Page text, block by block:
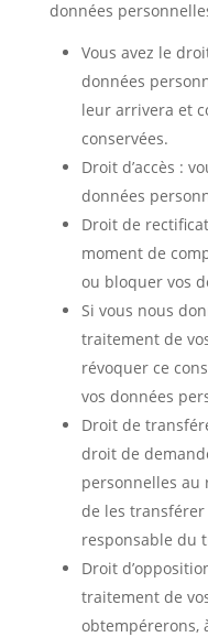
données
Vous avez le
données
leur arrivera et
conservées.
Droit d’accès :
données
Droit de
moment de
ou bloquer vos
Si vous nous
traitement de
révoquer ce
vos données
Droit de
droit de
personnelles
de les
responsable du
Droit
traitement de
obtempérerons,